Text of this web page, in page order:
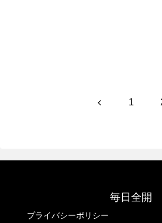
前 1
毎日全開
プライバシーポリシー